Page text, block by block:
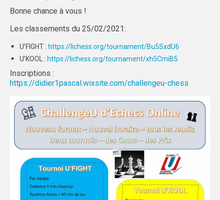
ACTI’SAM & ACTI’VACS
LYON
ADMINISTRATIF
SPORTS IND
SAINT-ÉTIENNE
LOCATION MINIBUS
LOCATION MATÉRIEL
PRENDRE SA LICENCE
SPORTS COLLECTIFS
REGION & INTER-LIGUES
Bonne chance à vous !
Les classements du 25/02/2021:
U’FIGHT : https://lichess.org/tournament/Bu5SxdU6
U’KOOL : https://lichess.org/tournament/xh5CmiB5
Inscriptions :
https://didier1pascal.wixsite.com/challengeu-chess